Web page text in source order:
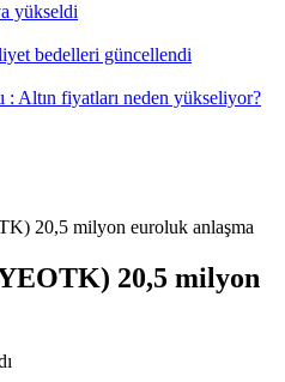
yükseldi
bedelleri güncellendi
: Altın fiyatları neden yükseliyor?
20,5 milyon euroluk anlaşma
20,5 milyon